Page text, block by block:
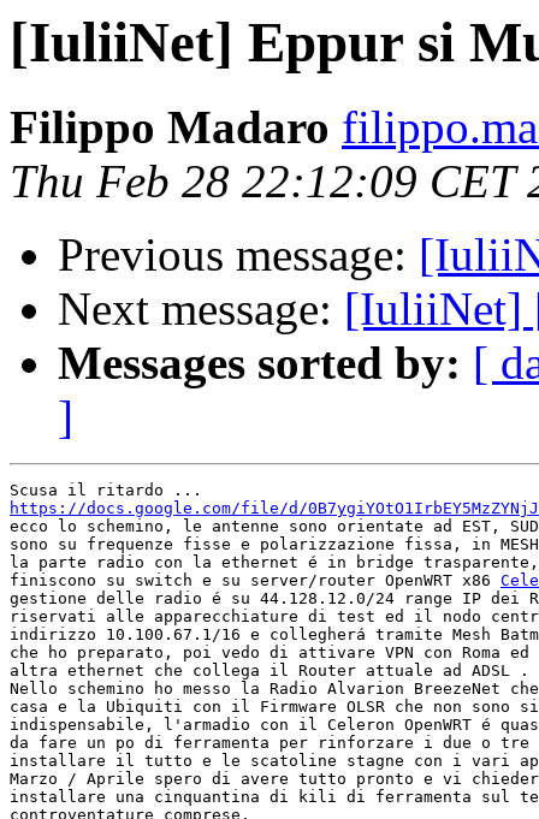
[IuliiNet] Eppur si
Filippo Madaro
Thu Feb 28 22:12:09 CET
Previous message:
Next message: [IuliiNet]
Messages sorted by: [
]
https://docs.google.com/file/d/
ecco lo schemino, le antenne sono orientate ad EST,
sono su frequenze fisse e polarizzazione fissa, in
la parte radio con la ethernet é in bridge
finiscono su switch e su server/router OpenWRT x86
gestione delle radio é su 44.128.12.0/24 range IP dei
riservati alle apparecchiature di test ed il nodo
indirizzo 10.100.67.1/16 e collegherá tramite Mesh
che ho preparato, poi vedo di attivare VPN con Roma
altra ethernet che collega il Router attuale ad ADSL .
Nello schemino ho messo la Radio Alvarion BreezeNet
casa e la Ubiquiti con il Firmware OLSR che non sono
indispensabile, l'armadio con il Celeron OpenWRT é
da fare un po di ferramenta per rinforzare i due o
installare il tutto e le scatoline stagne con i vari
Marzo / Aprile spero di avere tutto pronto e vi
installare una cinquantina di kili di ferramenta
controventature comprese.